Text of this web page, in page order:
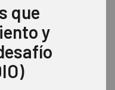
que
y